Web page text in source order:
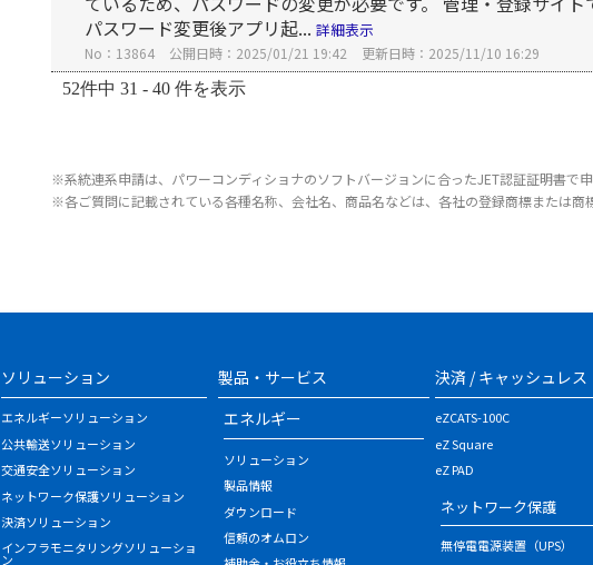
パスワード変更後アプリ起... 詳細表示
No：13864 公開日時：2025/01/21 19:42
更新日時：2025/11/10 16:29
52件中 31 - 40 件を表示
※系統連系申請は、パワーコンディショナのソフトバージョンに合ったJET認証証明書で申
※各ご質問に記載されている各種名称、会社名、商品名などは、各社の登録商標または商標
ソリューション
エネルギーソリューション
公共輸送ソリューション
交通安全ソリューション
ネットワーク保護ソリューション
決済ソリューション
インフラモニタリングソリューショ
製品・サービス
エネルギー
ソリューション
製品情報
ダウンロード
信頼のオムロン
決済 / キャッシュレス
eZCATS-100C
eZ Square
eZ PAD
ネットワーク保護
無停電電源装置（UPS）